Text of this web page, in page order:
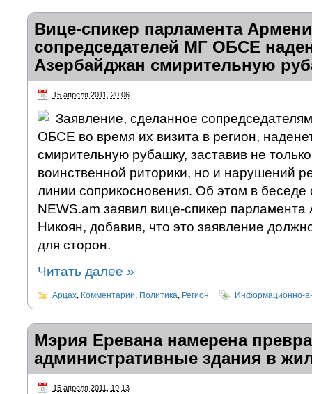
Вице-спикер парламента
сопредседателей МГ ОБСЕ
Азербайджан смирительную
15 апреля 2011, 20:06
Заявление, сделанное
ОБСЕ во время их визита в регион,
смирительную рубашку, заставив не
воинственной риторики, но и нарушений
линии соприкосновения. Об этом в беседе
NEWS.am заявил вице-спикер
Никоян, добавив, что это заявление
для сторон.
Читать далее »
Арцах, Комментарии Политика Регион Информационно-
Мэрия Еревана намерена
административные здания в
15 апреля 2011, 19:13